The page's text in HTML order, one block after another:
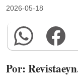
2026-05-18
Por: